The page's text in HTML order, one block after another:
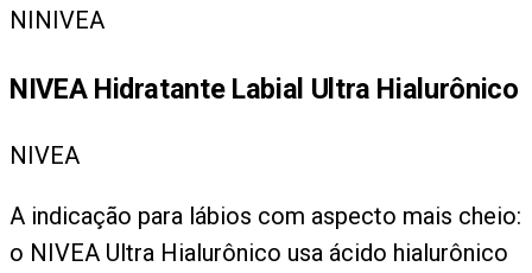
NINIVEA
NIVEA Hidratante Labial Ultra Hialurônico
NIVEA
A indicação para lábios com aspecto mais cheio:
o NIVEA Ultra Hialurônico usa ácido hialurônico